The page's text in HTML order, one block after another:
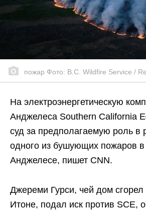
пожар Фото: B.C. Wildfire Service /
На электроэнергетическую
Анджелеса Southern California
суд за предполагаемую роль в
одного из бушующих пожаров
Анджелесе, пишет CNN.
Джереми Гурси, чей дом
Итоне, подал иск против SCE,